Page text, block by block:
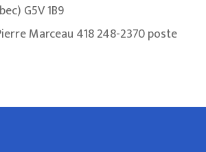
G5V 1B9
Marceau 418 248-2370 poste